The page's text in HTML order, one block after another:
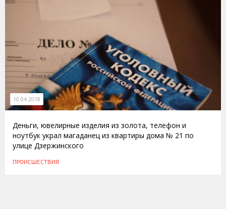
10.04.2018
Деньги, ювелирные изделия из золота, телефон и
ноутбук украл магаданец из квартиры дома № 21 по
улице Дзержинского
ПРОИСШЕСТВИЯ